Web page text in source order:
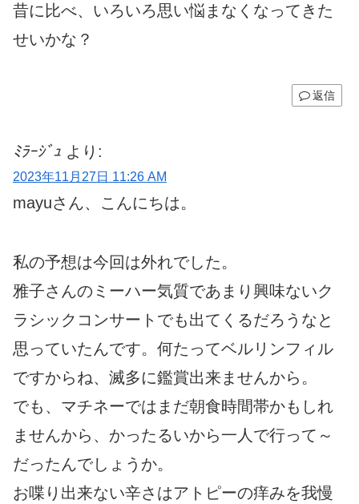
昔に比べ、いろいろ思い悩まなくなってきた
せいかな？
返信
ﾐﾗｰｼﾞｭ より:
2023年11月27日 11:26 AM
mayuさん、こんにちは。
私の予想は今回は外れでした。
雅子さんのミーハー気質であまり興味ないク
ラシックコンサートでも出てくるだろうなと
思っていたんです。何たってベルリンフィル
ですからね、滅多に鑑賞出来ませんから。
でも、マチネーではまだ朝食時間帯かもしれ
ませんから、かったるいから一人で行って～
だったんでしょうか。
お喋り出来ない辛さはアトピーの痒みを我慢